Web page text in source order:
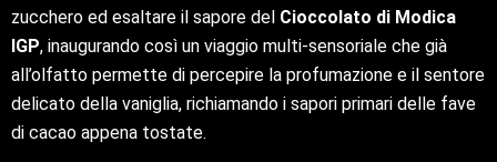
zucchero ed esaltare il sapore del Cioccolato di Modica
IGP, inaugurando così un viaggio multi-sensoriale che già
all’olfatto permette di percepire la profumazione e il sentore
delicato della vaniglia, richiamando i sapori primari delle fave
di cacao appena tostate.